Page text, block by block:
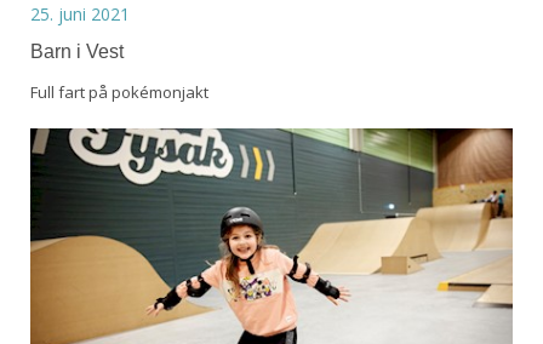
25. juni 2021
Barn i Vest
Full fart på pokémonjakt